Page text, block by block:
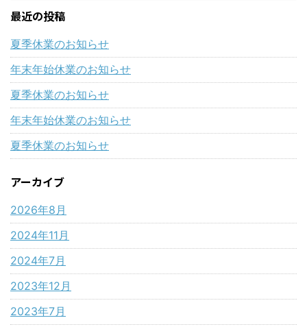
最近の投稿
夏季休業のお知らせ
年末年始休業のお知らせ
夏季休業のお知らせ
年末年始休業のお知らせ
夏季休業のお知らせ
アーカイブ
2026年8月
2024年11月
2024年7月
2023年12月
2023年7月